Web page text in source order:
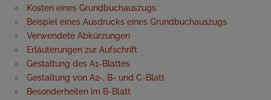
Kosten eines Grundbuchauszugs
Beispiel eines Ausdrucks eines Grundbuchauszugs
Verwendete Abkürzungen
Erläuterungen zur Aufschrift
Gestaltung des A1-Blattes
Gestaltung von A2-, B- und C-Blatt
Besonderheiten im B-Blatt